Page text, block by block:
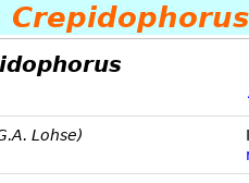
Lohse)
Crepidophorus